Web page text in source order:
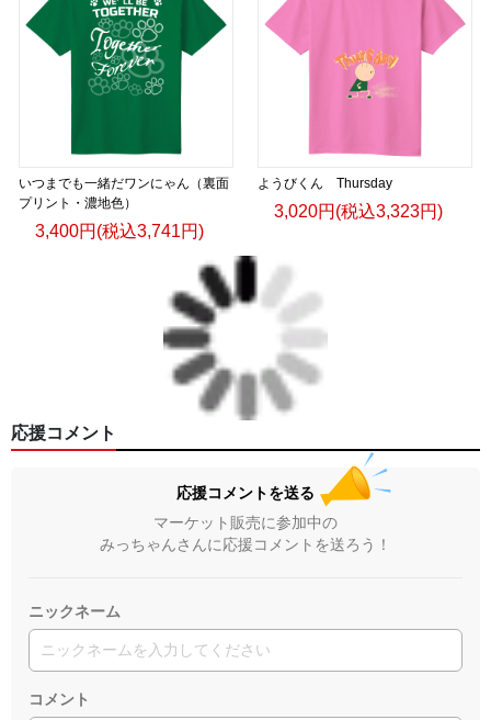
いつまでも一緒だワンにゃん（裏面
プリント・濃地色）
3,400円(税込3,741円)
ようびくん Thursday
3,020円(税込3,323円)
応援コメント
応援コメントを送る
マーケット販売に参加中の
みっちゃんさんに応援コメントを送ろう！
ニックネーム
コメント